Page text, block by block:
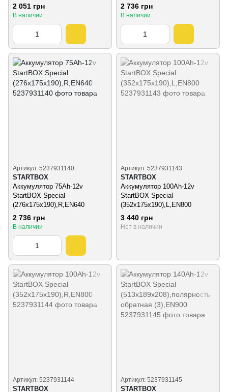
2 051 грн
В наличии
2 736 грн
В наличии
Артикул: 5237931140
STARTBOX
Аккумулятор 75Ah-12v
StartBOX Special
(276x175x190),R,EN640
2 736 грн
В наличии
Артикул: 5237931143
STARTBOX
Аккумулятор 100Ah-12v
StartBOX Special
(352x175x190),L,EN800
3 440 грн
Нет в наличии
Артикул: 5237931144
STARTBOX
Артикул: 5237931145
STARTBOX